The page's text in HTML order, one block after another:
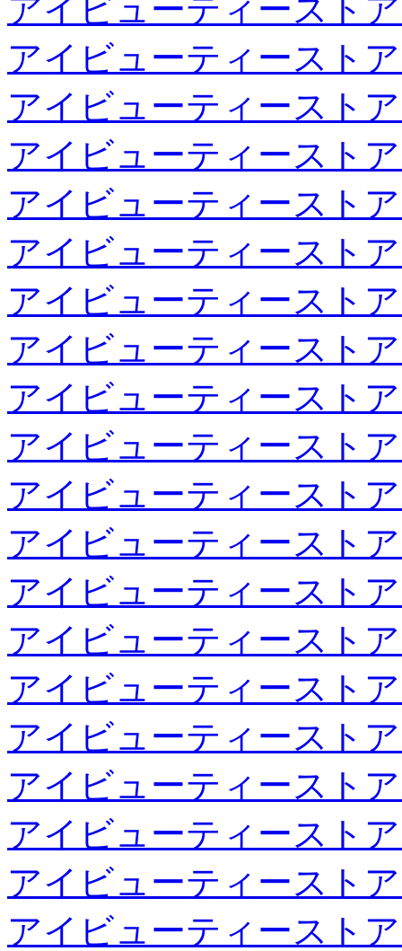
アイビューティースト
アイビューティースト
アイビューティースト
アイビューティースト
アイビューティースト
アイビューティースト
アイビューティースト
アイビューティースト
アイビューティースト
アイビューティースト
アイビューティースト
アイビューティースト
アイビューティースト
アイビューティースト
アイビューティースト
アイビューティースト
アイビューティースト
アイビューティースト
アイビューティースト
アイビューティースト